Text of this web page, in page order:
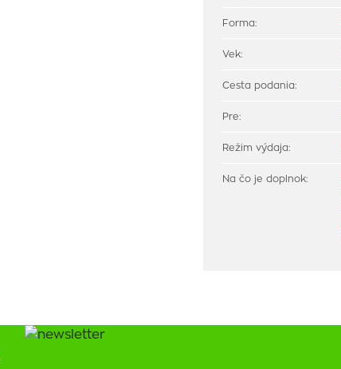
Forma:
Vek:
Cesta podania:
Pre:
Režim výdaja:
Na čo je doplnok: